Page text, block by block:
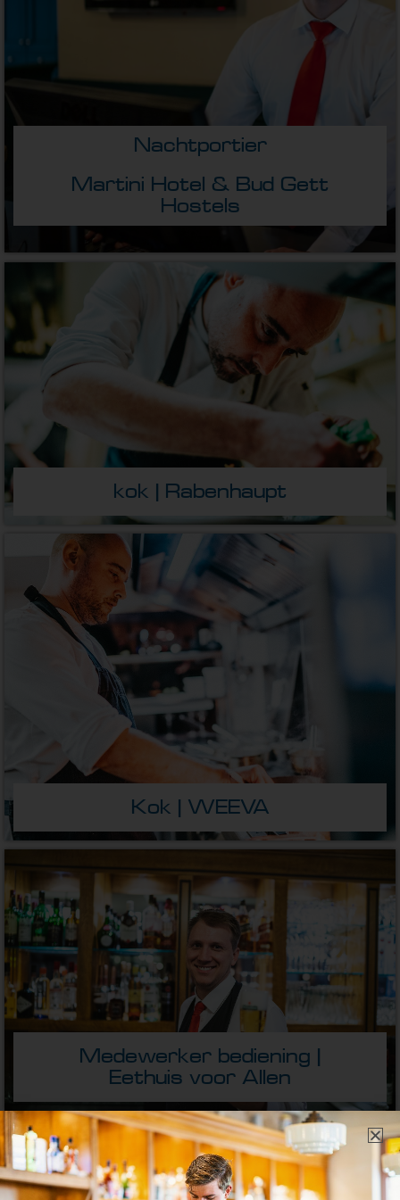
Nachtportier
Martini Hotel & Bud Gett
Hostels
kok | Rabenhaupt
Kok | WEEVA
Medewerker bediening |
Eethuis voor Allen